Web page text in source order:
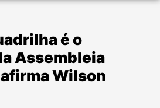
é o
Assembleia
Wilson